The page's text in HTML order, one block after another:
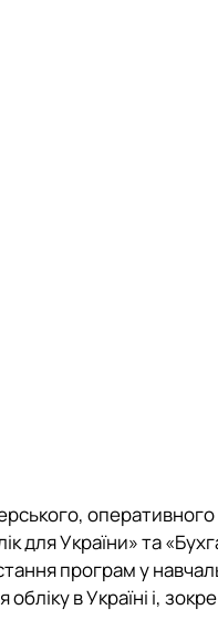
оперативного
для України» та
програм у
в Україні і,